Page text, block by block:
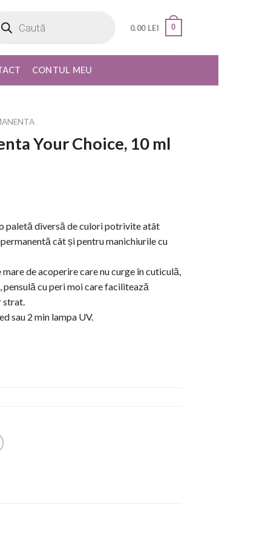
0.00 LEI 0
CONTUL MEU
Your Choice, 10 ml
paletă diversă de culori potrivite atât
cât și pentru manichiurile cu
de acoperire care nu curge în cuticulă,
cu peri moi care facilitează
strat.
sau 2 min lampa UV.